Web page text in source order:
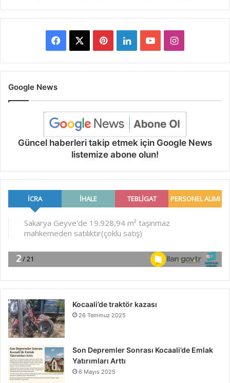
Facebook PinterestLinkedInYouTubeInstagram
Google News
Güncel haberleri takip etmek için Google News
listemize abone olun!
Kocaali’de traktör kazası
26 Temmuz 2025
Son Depremler Sonrası Kocaali’de Emlak
Yatırımları Arttı
6 Mayıs 2025